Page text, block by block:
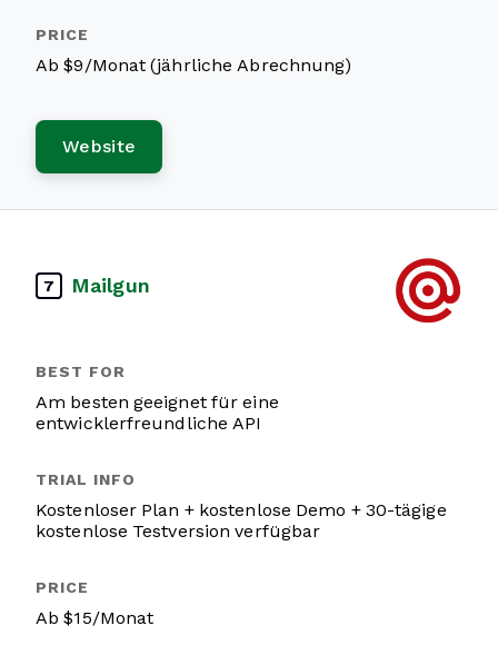
Ab $9/Monat (jährliche Abrechnung)
Website
7 Mailgun
Am besten geeignet für eine
entwicklerfreundliche API
Kostenloser Plan + kostenlose Demo + 30-tägige
kostenlose Testversion verfügbar
Ab $15/Monat